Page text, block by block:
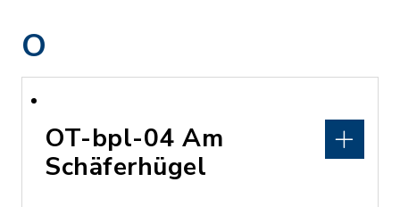
O
OT-bpl-04 Am
Schäferhügel